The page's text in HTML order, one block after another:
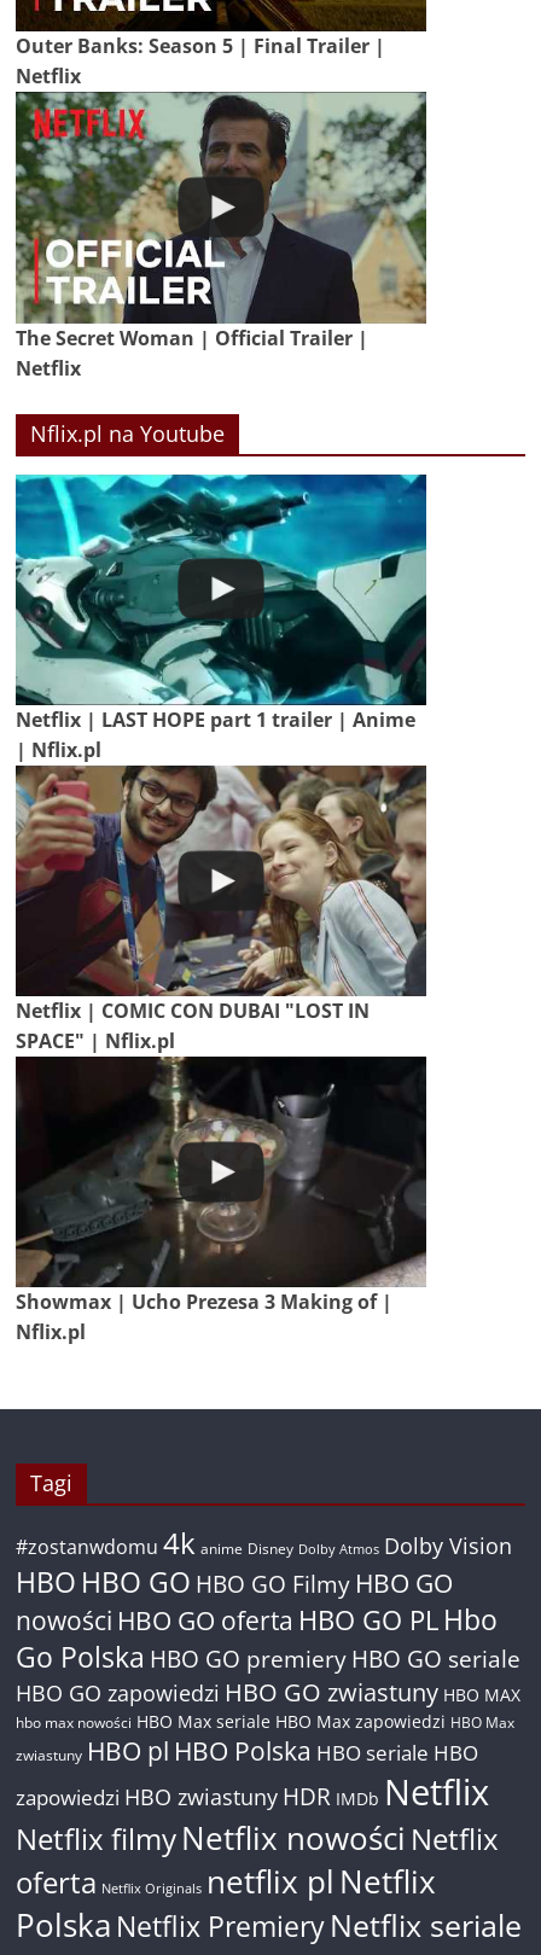
Outer Banks: Season 5 | Final Trailer |
Netflix
The Secret Woman | Official Trailer |
Netflix
Nflix.pl na Youtube
Netflix | LAST HOPE part 1 trailer | Anime
| Nflix.pl
Netflix | COMIC CON DUBAI "LOST IN
SPACE" | Nflix.pl
Showmax | Ucho Prezesa 3 Making of |
Nflix.pl
Tagi
#zostanwdomu 4k anime Disney Dolby Atmos Dolby Vision
HBO HBO GO HBO GO Filmy HBO GO
nowości HBO GO oferta HBO GO PL Hbo
Go Polska HBO GO premiery HBO GO seriale
HBO GO zapowiedzi HBO GO zwiastuny HBO MAX
hbo max nowości HBO Max seriale HBO Max zapowiedzi HBO Max
zwiastuny HBO pl HBO Polska HBO seriale HBO
zapowiedzi HBO zwiastuny HDR IMDb Netflix
Netflix filmyNetflix nowości Netflix
oferta Netflix Originals netflix pl Netflix
Polska Netflix PremieryNetflix seriale